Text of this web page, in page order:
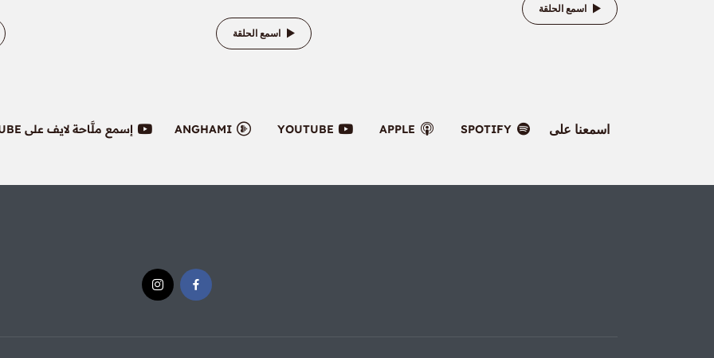
اسمع الحلقة
اسمع الحلقة
اسمعنا على SPOTIFY
APPLE
YOUTUBE
ANGHAMI إسمع ملَّاحة لايف على YOUTUBE